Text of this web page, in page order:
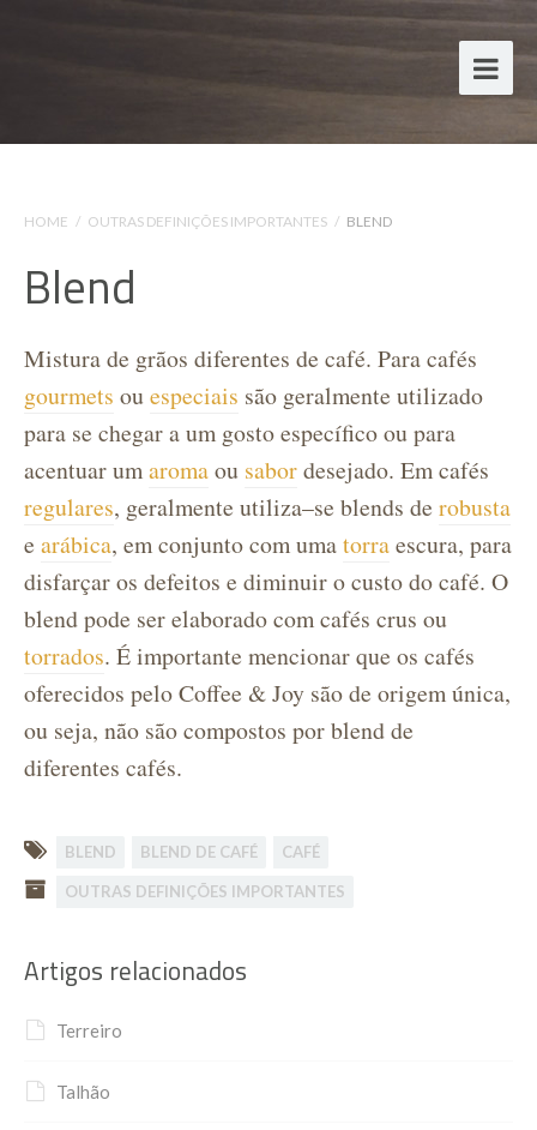
HOME / OUTRAS DEFINIÇÕES IMPORTANTES / BLEND
Blend
Mistura de grãos diferentes de café. Para cafés
gourmets ouespeciais são geralmente utilizado
para se chegar a um gosto específico ou para
acentuar umaromaou sabordesejado. Em cafés
regulares, geralmente utiliza–se blends de robusta
e arábica, em conjunto com umatorraescura, para
disfarçar os defeitos e diminuir o custo do café. O
blend pode ser elaborado com cafés crus ou
torrados. É importante mencionar que os cafés
oferecidos pelo Coffee & Joy são de origem única,
ou seja, não são compostos por blend de
diferentes cafés.
BLEND BLEND DE CAFÉ CAFÉ
OUTRAS DEFINIÇÕES IMPORTANTES
Artigos relacionados
Terreiro
Talhão